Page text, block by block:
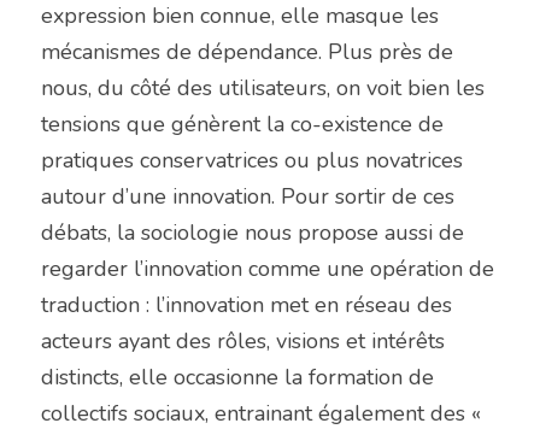
expression bien connue, elle masque les
mécanismes de dépendance. Plus près de
nous, du côté des utilisateurs, on voit bien les
tensions que génèrent la co-existence de
pratiques conservatrices ou plus novatrices
autour d’une innovation. Pour sortir de ces
débats, la sociologie nous propose aussi de
regarder l’innovation comme une opération de
traduction : l’innovation met en réseau des
acteurs ayant des rôles, visions et intérêts
distincts, elle occasionne la formation de
collectifs sociaux, entrainant également des «